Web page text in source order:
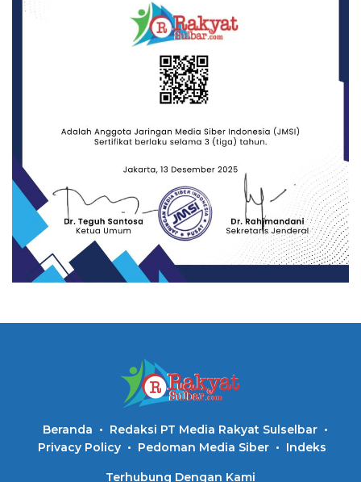
Beranda
Redaksi PT Media Rakyat Sulselbar
Privacy Policy
Pedoman Media Siber Indeks
Terhubung Dengan Kami